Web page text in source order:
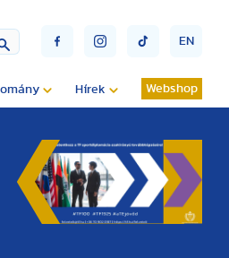
EN
Hírek Webshop